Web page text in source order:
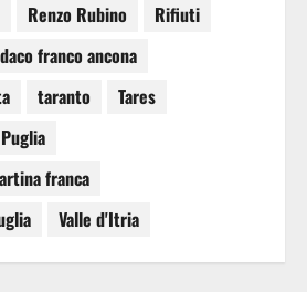
Renzo Rubino
Rifiuti
franco ancona
taranto
Tares
franca
Valle d'Itria